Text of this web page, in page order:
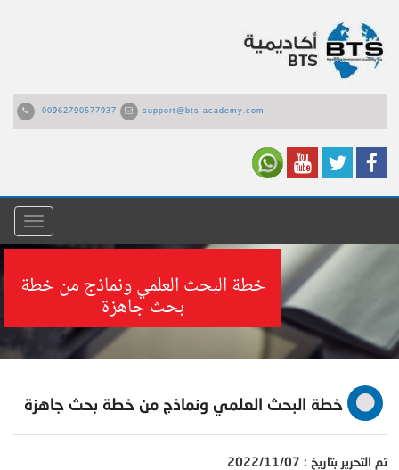
00962790577937 support@bts-academy.com
القائمة
خطة البحث العلمي ونماذج من خطة
بحث جاهزة
خطة البحث العلمي ونماذج من خطة بحث جاهزة
تم التحرير بتاريخ : 2022/11/07